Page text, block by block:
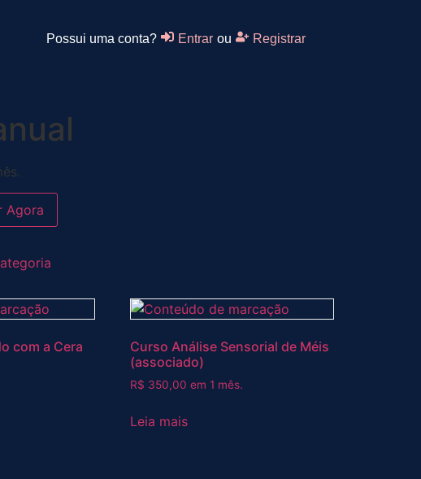
Possui uma conta? Entrar ou Registrar
Agora
com a Cera
Curso Análise Sensorial de Méis
(associado)
R$ 350,00 em 1 mês.
Leia mais